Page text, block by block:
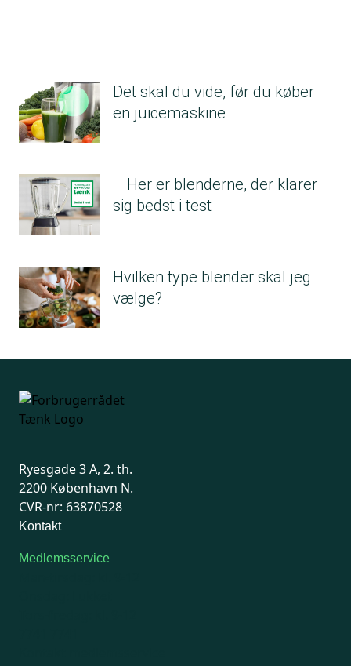
Det skal du vide, før du køber
en juicemaskine
Her er blenderne, der klarer
sig bedst i test
Hvilken type blender skal jeg
vælge?
Ryesgade 3 A, 2. th.
2200 København N.
CVR-nr: 63870528
Kontakt
Medlemsservice